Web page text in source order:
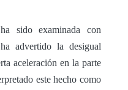
sido examinada con
advertido la desigual
aceleración en la parte
este hecho como